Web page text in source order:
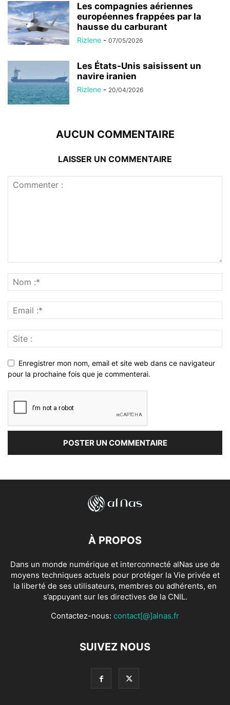
Les compagnies aériennes
européennes frappées par la
hausse du carburant
Rizlene - 07/05/2026
Les États-Unis saisissent un
navire iranien
Rizlene - 20/04/2026
AUCUN COMMENTAIRE
LAISSER UN COMMENTAIRE
Enregistrer mon nom, email et site web dans ce navigateur
pour la prochaine fois que je commenterai.
À PROPOS
Dans un monde numérique et interconnecté alNas use de
moyens techniques actuels pour protéger la Vie privée et
la liberté de ses utilisateurs, membres ou adhérents, en
s’appuyant sur les directives de la CNIL.
Contactez-nous: contact[@]alnas.fr
SUIVEZ NOUS